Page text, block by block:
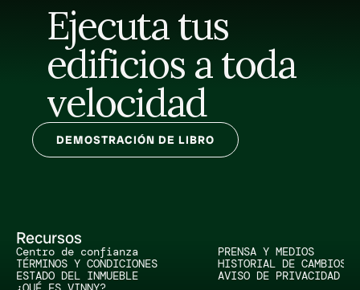
Ejecuta tus
edificios a toda
velocidad
DEMOSTRACIÓN DE LIBRO
Recursos
Centro de confianza
TÉRMINOS Y CONDICIONES
ESTADO DEL INMUEBLE
PRENSA Y MEDIOS
HISTORIAL DE CAMBIOS
AVISO DE PRIVACIDAD